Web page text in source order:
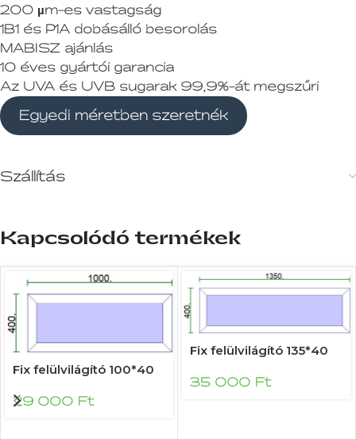
200 µm-es vastagság
1B1 és P1A dobásálló besorolás
MABISZ ajánlás
10 éves gyártói garancia
Az UVA és UVB sugarak 99,9%-át megszűri
Egyedi méretben szeretnék
Szállítás
Kapcsolódó termékek
Fix felülvilágító 100*40
29 000 Ft
Fix felülvilágító 135*40
35 000 Ft